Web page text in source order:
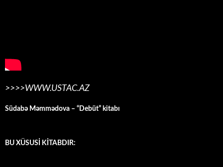
>>>>WWW.USTAC.AZ
Südabə Məmmədova – “Debüt” kitabı
BU XÜSUSİ KİTABDIR: